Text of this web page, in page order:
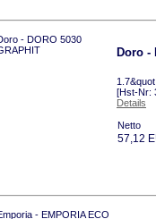
Doro -
[Hst-Nr:
Details
Netto
57,12